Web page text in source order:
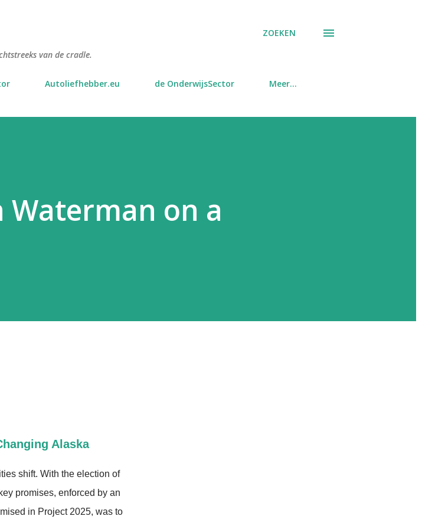
van de cradle.
ZOEKEN
Autoliefhebber.eu de OnderwijsSector Meer…
Waterman on a
Alaska
shift. With the election of
promises, enforced by an
in Project 2025, was to